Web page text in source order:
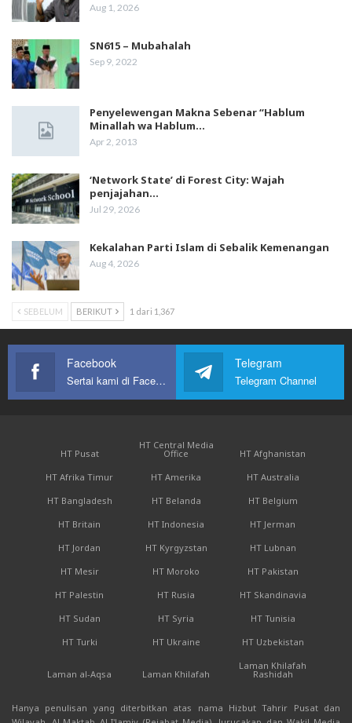
Aug 1, 2026
SN615 – Mubahalah
Sep 9, 2022
Penyelewengan Makna Sebenar “Hablum
Minallah wa Hablum…
Apr 2, 2013
‘Network State’ di Forest City: Wajah
penjajahan…
Jul 29, 2026
Kekalahan Parti Islam di Sebalik Kemenangan
Aug 4, 2026
SEBELUM BERIKUT 1 dari 1,367
Facebook
Sertai kami di Facebook
Telegram
Telegram Channel
HT Pusat
HT Central Media
Office
HT Afghanistan
HT Afrika Timur
HT Amerika
HT Australia
HT Bangladesh
HT Belanda
HT Belgium
HT Britain
HT Indonesia
HT Jerman
HT Jordan
HT Kyrgyzstan
HT Lubnan
HT Mesir
HT Moroko
HT Pakistan
HT Palestin
HT Rusia
HT Skandinavia
HT Sudan
HT Syria
HT Tunisia
HT Turki
HT Ukraine HT Uzbekistan
Laman al-Aqsa Laman Khilafah
Laman Khilafah
Rashidah
Hanya penulisan yang diterbitkan atas nama Hizbut Tahrir Pusat dan